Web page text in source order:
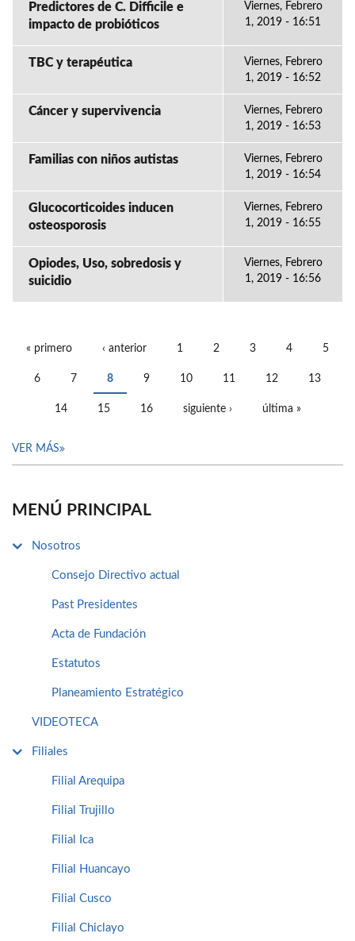
Predictores de C. Difficile e
impacto de probióticos
Viernes, Febrero
1, 2019 - 16:51
TBC y terapéutica
Viernes, Febrero
1, 2019 - 16:52
Cáncer y supervivencia
Viernes, Febrero
1, 2019 - 16:53
Familias con niños autistas
Viernes, Febrero
1, 2019 - 16:54
Glucocorticoides inducen
osteosporosis
Viernes, Febrero
1, 2019 - 16:55
Opiodes, Uso, sobredosis y
suicidio
Viernes, Febrero
1, 2019 - 16:56
« primero ‹ anterior 1 2 3 4 5
6 7 8 9 10 11 12 13
14 15 16 siguiente › última »
VER MÁS
MENÚ PRINCIPAL
Nosotros
Consejo Directivo actual
Past Presidentes
Acta de Fundación
Estatutos
Planeamiento Estratégico
VIDEOTECA
Filiales
Filial Arequipa
Filial Trujillo
Filial Ica
Filial Huancayo
Filial Cusco
Filial Chiclayo